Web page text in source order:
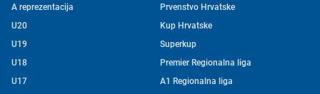
A reprezentacija
U20
U19
U18
U17
Prvenstvo Hrvatske
Kup Hrvatske
Superkup
Premier Regionalna liga
A1 Regionalna liga